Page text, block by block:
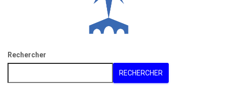
Rechercher
RECHERCHER